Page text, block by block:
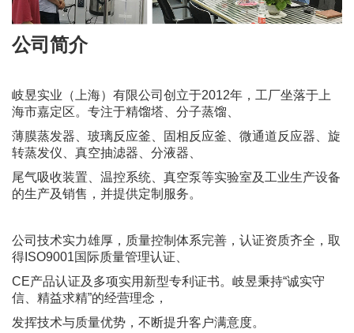
公司简介
岐昱实业（上海）有限公司创立于2012年，工厂坐落于上
海市嘉定区。专注于精馏塔、分子蒸馏、
薄膜蒸发器、玻璃反应釜、固相反应釜、微通道反应器、旋
转蒸发仪、真空抽滤器、分液器、
尾气吸收装置、温控系统、真空泵等实验室及工业生产设备
的生产及销售，并提供定制服务。
公司技术实力雄厚，质量控制体系完善，认证资质齐全，取
得ISO9001国际质量管理认证、
CE产品认证及多项实用新型专利证书。岐昱秉持“诚实守
信、精益求精”的经营理念，
发挥技术与质量优势，不断提升客户满意度。